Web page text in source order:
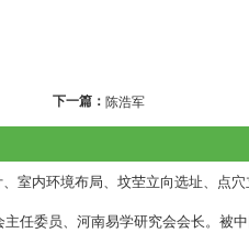
下一篇： 陈浩军
任委员、河南易学研究会会长。被